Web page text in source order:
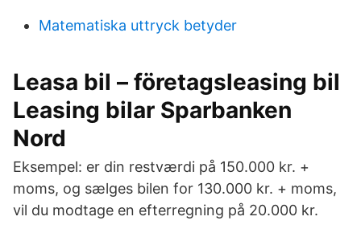
Matematiska uttryck betyder
Leasa bil – företagsleasing bil
Leasing bilar Sparbanken
Nord
Eksempel: er din restværdi på 150.000 kr. +
moms, og sælges bilen for 130.000 kr. + moms,
vil du modtage en efterregning på 20.000 kr.